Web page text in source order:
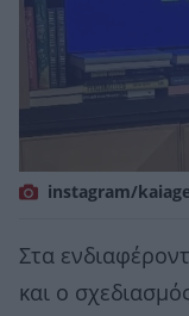
instagram/
Στα
και ο